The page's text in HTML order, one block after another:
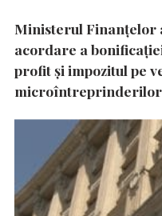
Ministerul Finanțelor
acordare a
profit și impozitul pe
microîntreprinderilor